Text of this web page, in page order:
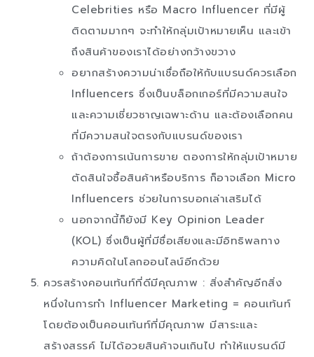
Celebrities หรือ Macro Influencer ที่มีผู้
ติดตามมากๆ จะทำให้กลุ่มเป้าหมายเห็น และเข้า
ถึงสินค้าของเราได้อย่างกว้างขวาง
อยากสร้างความน่าเชื่อถือให้กับแบรนด์ควรเลือก
Influencers ซึ่งเป็นบล็อกเกอร์ที่มีความสนใจ
และความเชี่ยวชาญเฉพาะด้าน และต้องเลือกคน
ที่มีความสนใจตรงกับแบรนด์ของเรา
ถ้าต้องการเน้นการขาย ตองการให้กลุ่มเป้าหมาย
ตัดสินใจซื้อสินค้าหรือบริการ ก็อาจเลือก Micro
Influencers ช่วยในการบอกเล่าเสริมได้
นอกจากนี้ก็ยังมี Key Opinion Leader
(KOL) ซึ่งเป็นผู้ที่มีชื่อเสียงและมีอิทธิพลทาง
ความคิดในโลกออนไลน์อีกด้วย
ควรสร้างคอนเท้นท์ที่ดีมีคุณภาพ : สิ่งสำคัญอีกสิ่ง
หนึ่งในการทำ Influencer Marketing = คอนเท้นท์
โดยต้องเป็นคอนเท้นท์ที่มีคุณภาพ มีสาระและ
สร้างสรรค์ ไม่ได้อวยสินค้าจนเกินไป ทำให้แบรนด์มี